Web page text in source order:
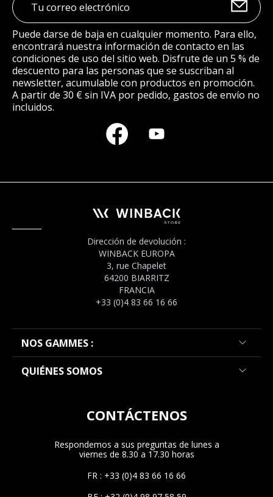
Puede darse de baja en cualquier momento. Para ello,
encontrará nuestra información de contacto en las
condiciones de uso del sitio web. Disfrute de un 5 % de
descuento para las personas que se suscriban al
newsletter, acumulable con productos en promoción.
A partir de 30 € sin IVA por pedido, gastos de envío no
incluidos.
Dirección de devolución :
WINBACK EUROPA
3, rue Chapelet
64200 BIARRITZ
FRANCIA
+33 (0)4 83 66 16 66
NOS GAMMES :
QUIÉNES SOMOS
CONTÁCTENOS
Respondemos a sus preguntas de lunes a
viernes de 8.30 a 17.30 horas
FR : +33 (0)4 83 66 16 66